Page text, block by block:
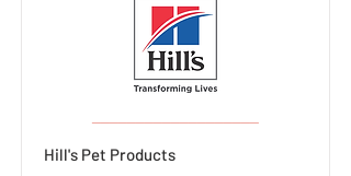
Hill's Pet Products